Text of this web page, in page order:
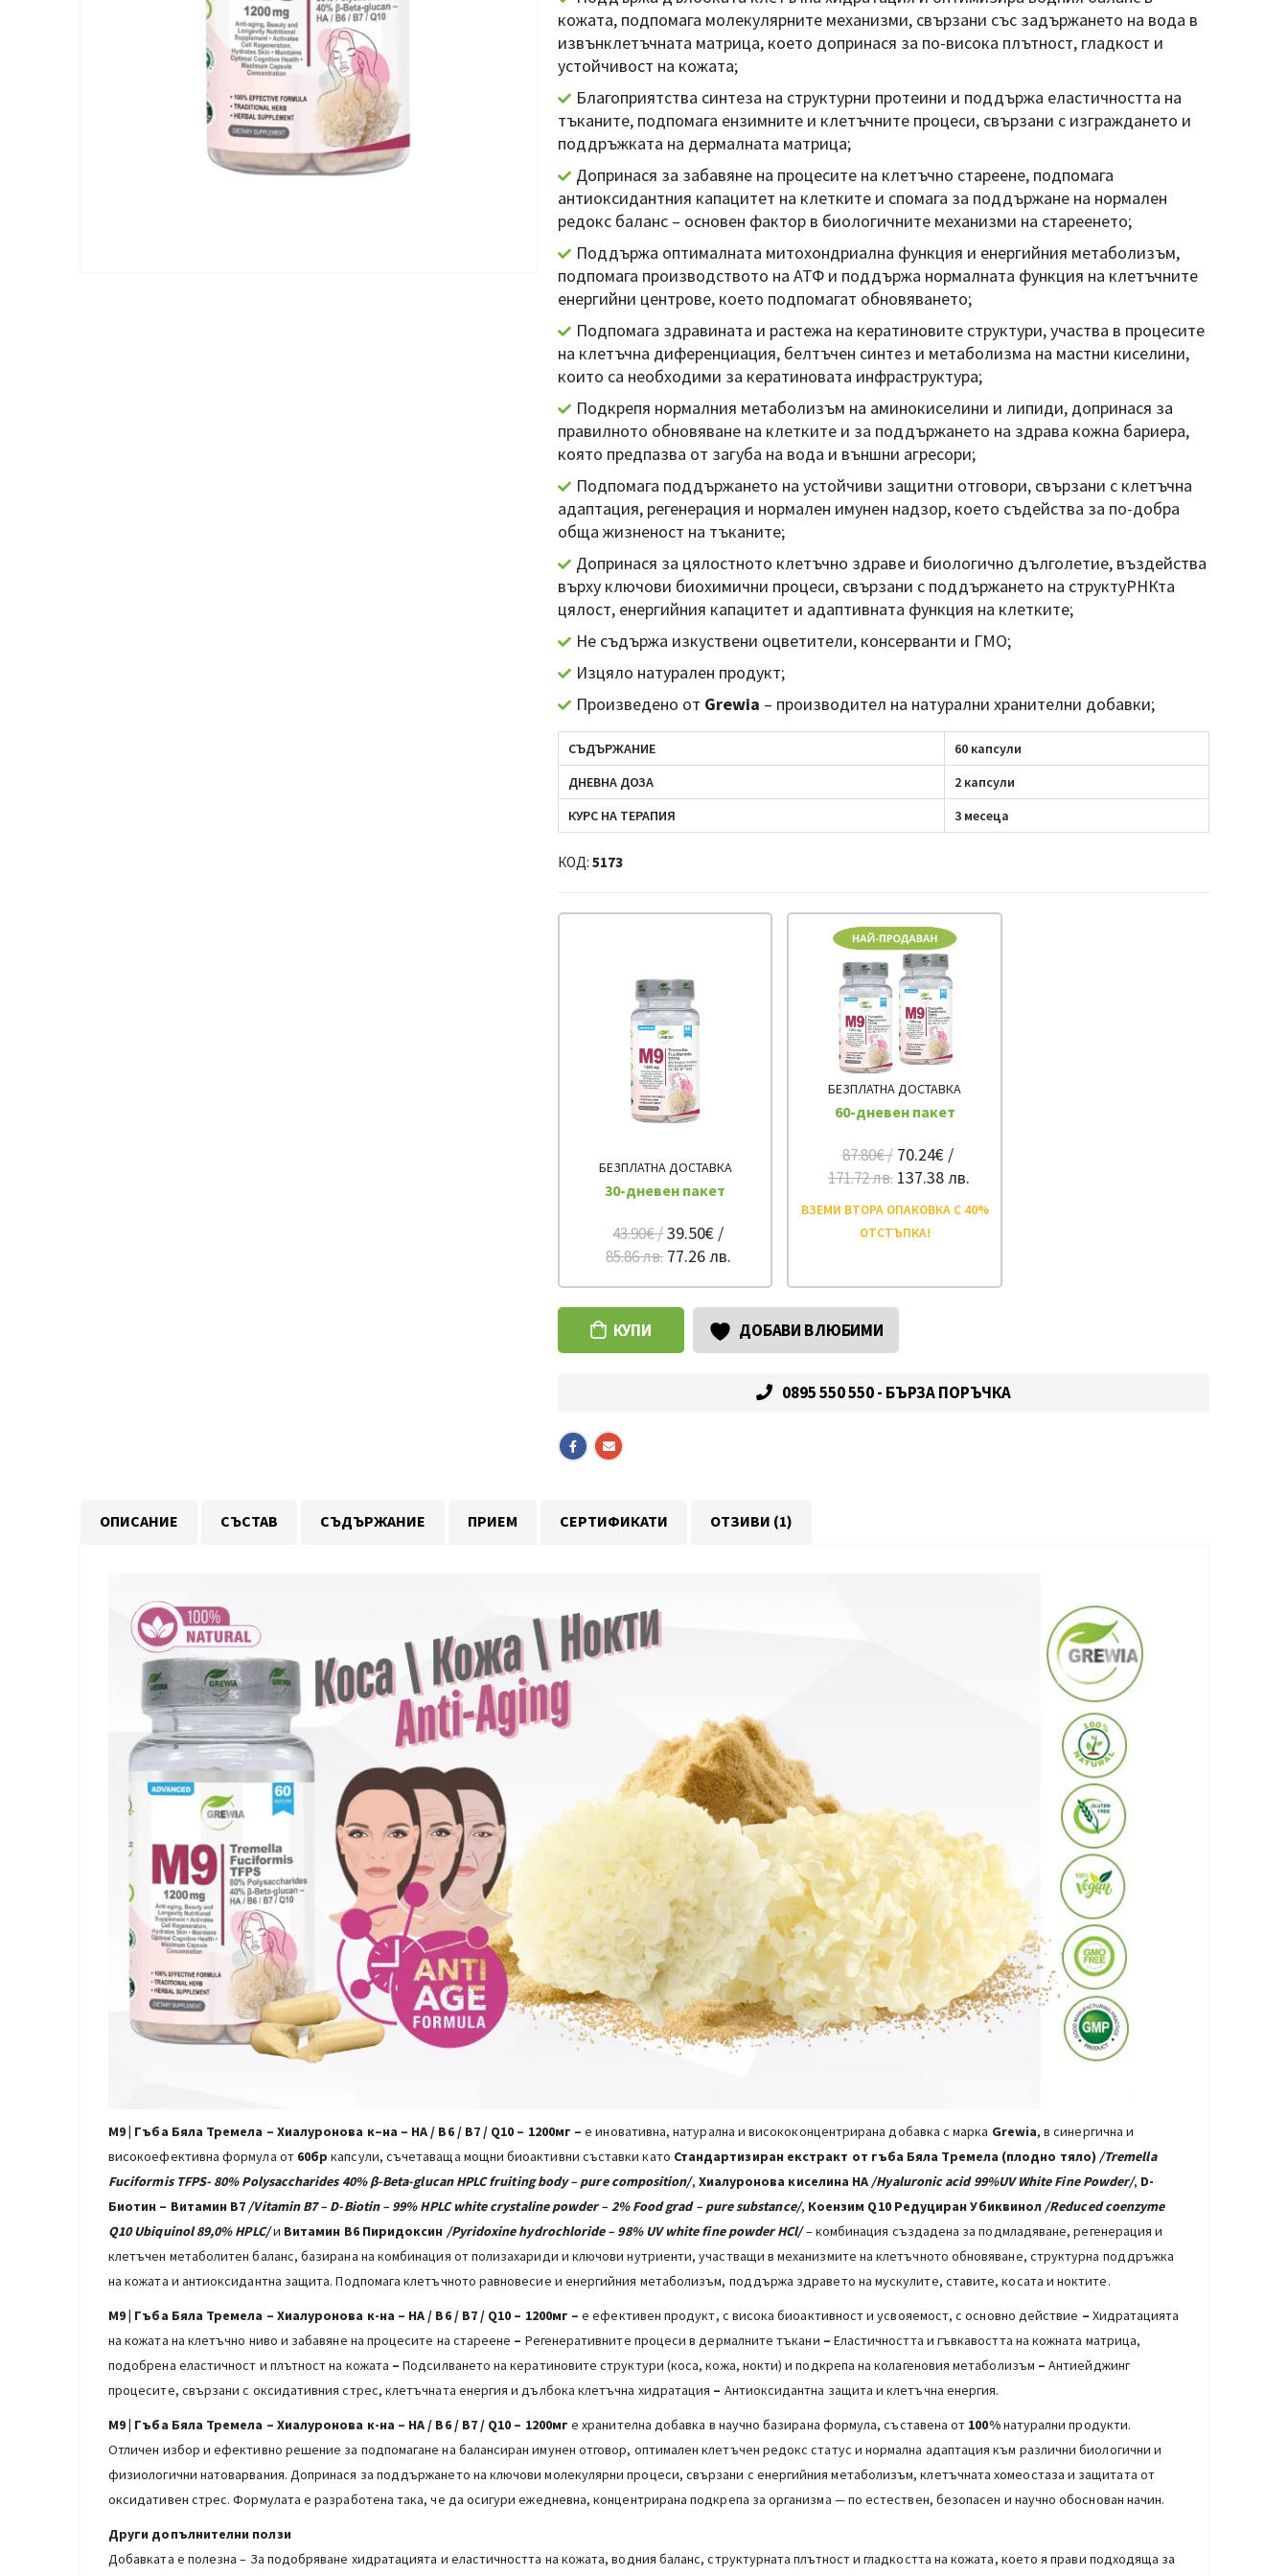
кожата, подпомага молекулярните механизми, свързани със задържането на вода в
извънклетъчната матрица, което допринася за по-висока плътност, гладкост и
устойчивост на кожата;
Благоприятства синтеза на структурни протеини и поддържа еластичността на
тъканите, подпомага ензимните и клетъчните процеси, свързани с изграждането и
поддръжката на дермалната матрица;
Допринася за забавяне на процесите на клетъчно стареене, подпомага
антиоксидантния капацитет на клетките и спомага за поддържане на нормален
редокс баланс – основен фактор в биологичните механизми на стареенето;
Поддържа оптималната митохондриална функция и енергийния метаболизъм,
подпомага производството на АТФ и поддържа нормалната функция на клетъчните
енергийни центрове, което подпомагат обновяването;
Подпомага здравината и растежа на кератиновите структури, участва в процесите
на клетъчна диференциация, белтъчен синтез и метаболизма на мастни киселини,
които са необходими за кератиновата инфраструктура;
Подкрепя нормалния метаболизъм на аминокиселини и липиди, допринася за
правилното обновяване на клетките и за поддържането на здрава кожна бариера,
която предпазва от загуба на вода и външни агресори;
Подпомага поддържането на устойчиви защитни отговори, свързани с клетъчна
адаптация, регенерация и нормален имунен надзор, което съдейства за по-добра
обща жизненост на тъканите;
Допринася за цялостното клетъчно здраве и биологично дълголетие, въздейства
върху ключови биохимични процеси, свързани с поддържането на структуРНКта
цялост, енергийния капацитет и адаптивната функция на клетките;
Не съдържа изкуствени оцветители, консерванти и ГМО;
Изцяло натурален продукт;
Произведено от Grewia – производител на натурални хранителни добавки;
СЪДЪРЖАНИЕ
60 капсули
ДНЕВНА ДОЗА
2 капсули
КУРС НА ТЕРАПИЯ
3 месеца
КОД: 5173
БЕЗПЛАТНА ДОСТАВКА
30-дневен пакет
43.90€ /
85.86 лв.
39.50€ /
77.26 лв.
БЕЗПЛАТНА ДОСТАВКА
60-дневен пакет
87.80€ /
171.72 лв.
70.24€ /
137.38 лв.
ВЗЕМИ ВТОРА ОПАКОВКА С 40%
ОТСТЪПКА!
КУПИ ДОБАВИ В ЛЮБИМИ
0895 550 550 - БЪРЗА ПОРЪЧКА
ОПИСАНИЕ СЪСТАВ СЪДЪРЖАНИЕ ПРИЕМ СЕРТИФИКАТИ ОТЗИВИ (1)
M9 | Гъба Бяла Тремела – Хиалуронова к–на – HA / В6 / В7 / Q10 – 1200мг – е иновативна, натурална и висококонцентрирана добавка с марка Grewia, в синергична и
високоефективна формула от60бр капсули, съчетаваща мощни биоактивни съставки като Стандартизиран екстракт от гъба Бяла Тремела (плодно тяло) /Tremella
Fuciformis TFPS- 80% Polysaccharides 40% β-Beta-glucan HPLC fruiting body – pure composition/, Хиалуронова киселина HA /Hyaluronic acid 99%UV White Fine Powder/, D-
Биотин – Витамин В7 /Vitamin B7 – D-Biotin – 99% HPLC whitecrystaline powder– 2% Food grad – pure substance/, Коензим Q10 Редуциран Убиквинол /Reduced coenzyme
Q10 Ubiquinol 89,0% HPLC/и Витамин В6 Пиридоксин /Pyridoxine hydrochloride – 98% UV white fine powderНСl/– комбинация създадена за подмладяване, регенерация и
клетъчен метаболитен баланс, базирана на комбинация от полизахариди и ключови нутриенти, участващи в механизмите на клетъчното обновяване, структурна поддръжка
на кожата и антиоксидантна защита. Подпомага клетъчното равновесие и енергийния метаболизъм, поддържа здравето на мускулите, ставите, косата и ноктите.
M9 | Гъба Бяла Тремела – Хиалуронова к-на – HA / В6 / В7 / Q10 – 1200мг –е ефективен продукт, с висока биоактивност и усвояемост, с основно действие – Хидратацията
на кожата на клетъчно ниво и забавяне на процесите на стареене – Регенеративните процеси в дермалните тъкани – Еластичността и гъвкавостта на кожната матрица,
подобрена еластичност и плътност на кожата –Подсилването на кератиновите структури (коса, кожа, нокти) и подкрепа на колагеновия метаболизъм –Антиейджинг
процесите, свързани с оксидативния стрес, клетъчната енергия и дълбока клетъчна хидратация – Антиоксидантна защита и клетъчна енергия.
M9 | Гъба Бяла Тремела – Хиалуронова к-на – HA / В6 / В7 / Q10 – 1200мге хранителна добавка в научно базирана формула, съставена от 100%натурални продукти.
Отличен избор и ефективно решение за подпомагане на балансиран имунен отговор, оптимален клетъчен редокс статус и нормална адаптация към различни биологични и
физиологични натоварвания. Допринася за поддържането на ключови молекулярни процеси, свързани с енергийния метаболизъм, клетъчната хомеостаза и защитата от
оксидативен стрес. Формулата е разработена така, че да осигури ежедневна, концентрирана подкрепа за организма — по естествен, безопасен и научно обоснован начин.
Други допълнителни ползи
Добавката е полезна – За подобряване хидратацията и еластичността на кожата, водния баланс, структурната плътност и гладкостта на кожата, което я прави подходяща за